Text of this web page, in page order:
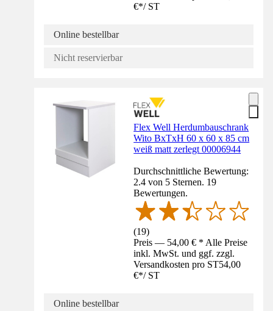
€*/ ST
Online bestellbar
Nicht reservierbar
Flex Well Herdumbauschrank
Wito BxTxH 60 x 60 x 85 cm
weiß matt zerlegt 00006944
Durchschnittliche Bewertung:
2.4 von 5 Sternen. 19
Bewertungen.
(19)
Preis — 54,00 € * Alle Preise
inkl. MwSt. und ggf. zzgl.
Versandkosten pro ST54,00
€*/ ST
Online bestellbar